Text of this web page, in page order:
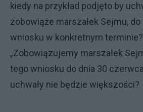
kiedy na przykład podjęto by
zobowiąże marszałek Sejmu,
wniosku w konkretnym
„Zobowiązujemy marszałek
tego wniosku do dnia 30
uchwały nie będzie większości?